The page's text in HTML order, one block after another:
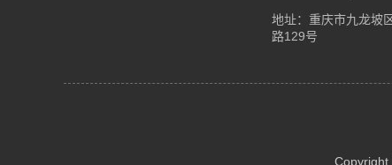
地址：重庆市九龙坡
路129号
Copyright